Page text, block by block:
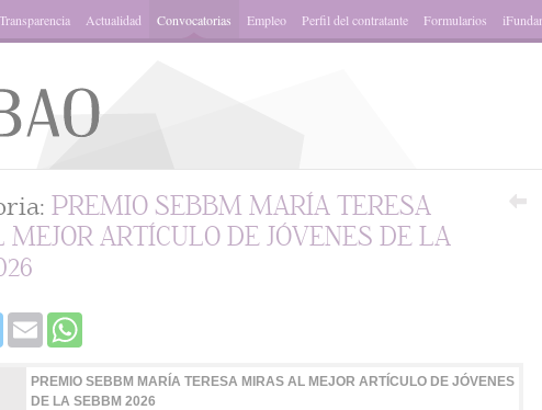
Transparencia Actualidad Convocatorias Empleo Perfil del contratante Formularios
PREMIO SEBBM MARÍA TERESA
ARTÍCULO DE JÓVENES DE LA
Twitter Email
PREMIO SEBBM MARÍA TERESA MIRAS AL MEJOR ARTÍCULO DE JÓVENES
DE LA SEBBM 2026